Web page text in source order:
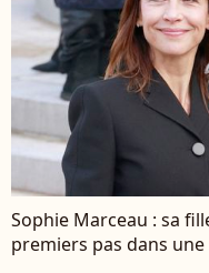
Sophie Marceau : sa
premiers pas dans